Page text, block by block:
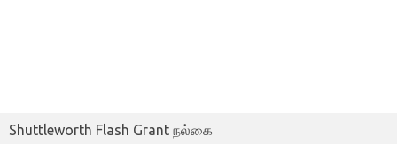
Shuttleworth Flash Grant நல்கை